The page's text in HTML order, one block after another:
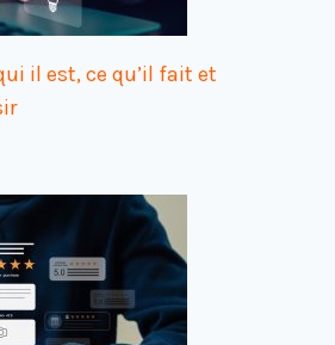
il est, ce qu’il fait et